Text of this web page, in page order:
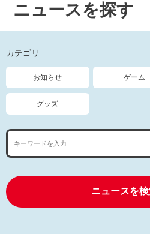
ニュースを探す
カテゴリ
お知らせ ゲーム
グッズ
ニュースを